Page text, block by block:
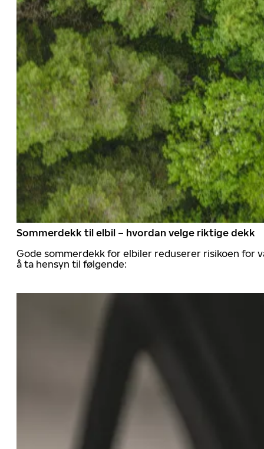
Sommerdekk til elbil – hvordan velge riktige dekk
Gode sommerdekk for elbiler reduserer risikoen for
å ta hensyn til følgende: